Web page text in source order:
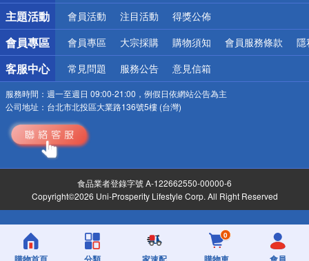
主題活動 會員活動 注目活動 得獎公佈
會員專區 會員專區 大宗採購 購物須知 會員服務條款 隱
客服中心 常見問題 服務公告 意見信箱
服務時間： 週一至週日 09:00-21:00，例假日依網站公告為主
公司地址： 台北市北投區大業路136號5樓 (台灣)
食品業者登錄字號 A-122662550-00000-6
Copyright©2026 Uni-Prosperity Lifestyle Corp. All Right Reserved
0